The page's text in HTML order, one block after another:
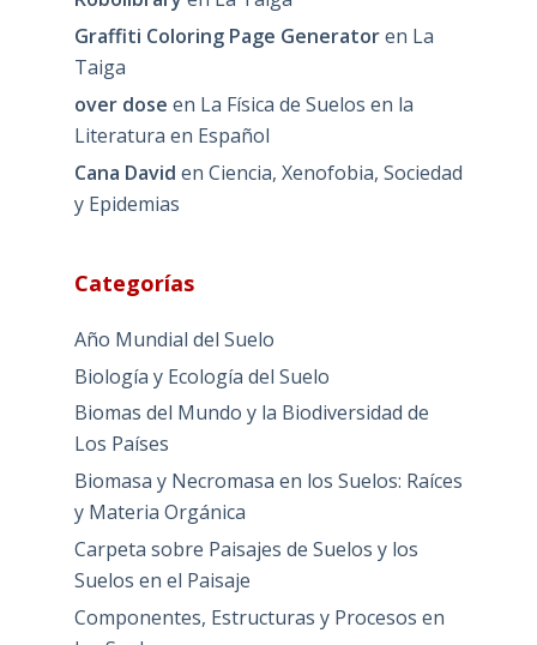
Graffiti Coloring Page Generatoren La
Taiga
over dose en La Física de Suelos en la
Literatura en Español
Cana David en Ciencia, Xenofobia, Sociedad
y Epidemias
Categorías
Año Mundial del Suelo
Biología y Ecología del Suelo
Biomas del Mundo y la Biodiversidad de
Los Países
Biomasa y Necromasa en los Suelos: Raíces
y Materia Orgánica
Carpeta sobre Paisajes de Suelos y los
Suelos en el Paisaje
Componentes, Estructuras y Procesos en